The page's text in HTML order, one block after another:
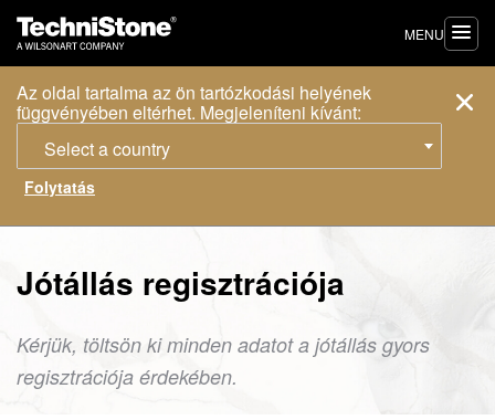
Az oldal tartalma az ön tartózkodási helyének
függvényében eltérhet. Megjeleníteni kívánt:
Select a country
MENU
Jótállás regisztrációja
Kérjük, töltsön ki minden adatot a jótállás gyors
regisztrációja érdekében.